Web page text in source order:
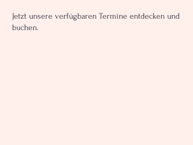
Jetzt unsere verfügbaren Termine entdecken und
buchen.